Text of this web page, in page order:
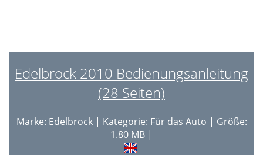
Edelbrock 2010 Bedienungsanleitung
(28 Seiten)
Marke: Edelbrock| Kategorie: Für das Auto | Größe:
1.80 MB |